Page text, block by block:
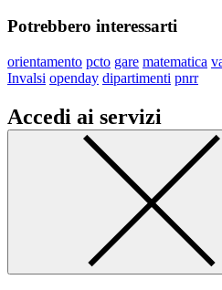
Potrebbero interessarti
orientamento pcto gare matematica
Invalsi openday dipartimenti pnrr
Accedi ai servizi